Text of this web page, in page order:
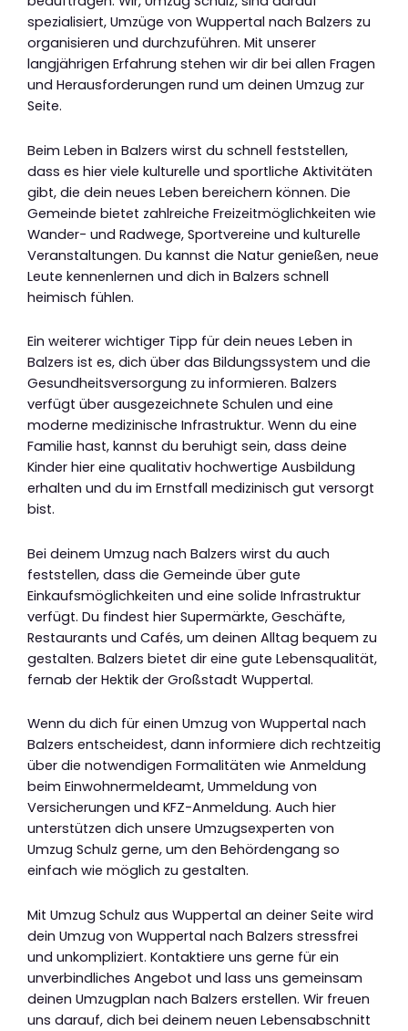
spezialisiert, Umzüge von Wuppertal nach Balzers zu
organisieren und durchzuführen. Mit unserer
langjährigen Erfahrung stehen wir dir bei allen Fragen
und Herausforderungen rund um deinen Umzug zur
Seite.
Beim Leben in Balzers wirst du schnell feststellen,
dass es hier viele kulturelle und sportliche Aktivitäten
gibt, die dein neues Leben bereichern können. Die
Gemeinde bietet zahlreiche Freizeitmöglichkeiten wie
Wander- und Radwege, Sportvereine und kulturelle
Veranstaltungen. Du kannst die Natur genießen, neue
Leute kennenlernen und dich in Balzers schnell
heimisch fühlen.
Ein weiterer wichtiger Tipp für dein neues Leben in
Balzers ist es, dich über das Bildungssystem und die
Gesundheitsversorgung zu informieren. Balzers
verfügt über ausgezeichnete Schulen und eine
moderne medizinische Infrastruktur. Wenn du eine
Familie hast, kannst du beruhigt sein, dass deine
Kinder hier eine qualitativ hochwertige Ausbildung
erhalten und du im Ernstfall medizinisch gut versorgt
bist.
Bei deinem Umzug nach Balzers wirst du auch
feststellen, dass die Gemeinde über gute
Einkaufsmöglichkeiten und eine solide Infrastruktur
verfügt. Du findest hier Supermärkte, Geschäfte,
Restaurants und Cafés, um deinen Alltag bequem zu
gestalten. Balzers bietet dir eine gute Lebensqualität,
fernab der Hektik der Großstadt Wuppertal.
Wenn du dich für einen Umzug von Wuppertal nach
Balzers entscheidest, dann informiere dich rechtzeitig
über die notwendigen Formalitäten wie Anmeldung
beim Einwohnermeldeamt, Ummeldung von
Versicherungen und KFZ-Anmeldung. Auch hier
unterstützen dich unsere Umzugsexperten von
Umzug Schulz gerne, um den Behördengang so
einfach wie möglich zu gestalten.
Mit Umzug Schulz aus Wuppertal an deiner Seite wird
dein Umzug von Wuppertal nach Balzers stressfrei
und unkompliziert. Kontaktiere uns gerne für ein
unverbindliches Angebot und lass uns gemeinsam
deinen Umzugplan nach Balzers erstellen. Wir freuen
uns darauf, dich bei deinem neuen Lebensabschnitt